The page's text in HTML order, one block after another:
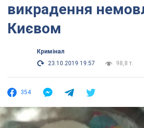
викрадення
Києвом
Кримінал
23.10.2019 19:57
98,8 т.
354